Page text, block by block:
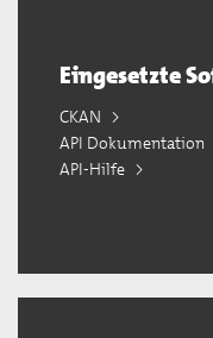
Eingesetzte
CKAN
API Dokumentation
API-Hilfe